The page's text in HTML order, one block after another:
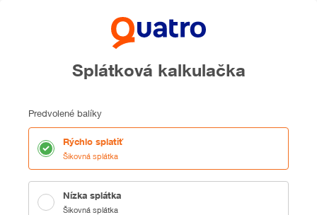
Splátková kalkulačka
Predvolené balíky
Rýchlo splatiť
Šikovná splátka
Nízka splátka
Šikovná splátka